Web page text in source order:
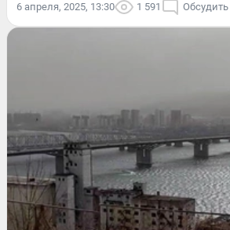
6 апреля, 2025, 13:30 1 591 Обсудить